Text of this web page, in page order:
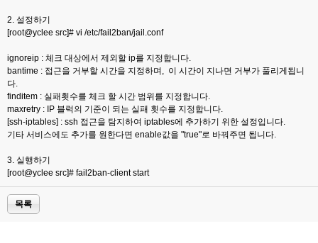
2. 설정하기
[root@yclee src]# vi /etc/fail2ban/jail.conf
ignoreip : 체크 대상에서 제외할 ip를 지정합니다.
bantime : 접근을 거부할 시간을 지정하며, 이 시간이 지나면 거부가 풀리게됩니
다.
finditem : 실패횟수를 체크 할 시간 범위를 지정합니다.
maxretry : IP 블럭의 기준이 되는 실패 횟수를 지정합니다.
[ssh-iptables] : ssh 접근을 탐지하여 iptables에 추가하기 위한 설정입니다.
기타 서비스에도 추가를 원한다면 enable값을 "true"로 바꿔주면 됩니다.
3. 실행하기
[root@yclee src]# fail2ban-client start
목록